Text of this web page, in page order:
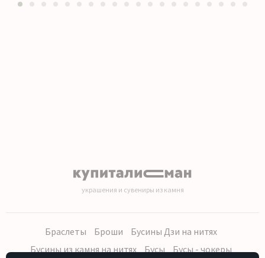
украшения и сувениры из камня
Браслеты Броши
Бусины Дзи на нитях
Бусины из камня на нитях
Бусы Бусы - чокеры